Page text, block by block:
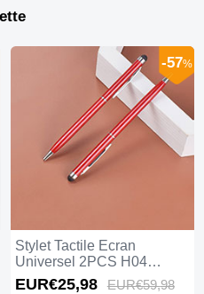
Stylet Tactile Ecran
Universel 2PCS H04
Rouge
-57%
EUR€25,98 EUR€59,98